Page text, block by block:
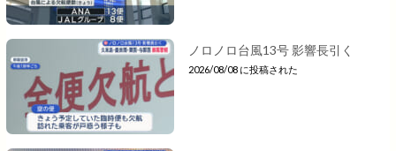
ノロノロ台風13号 影響長引く
2026/08/08 に投稿された